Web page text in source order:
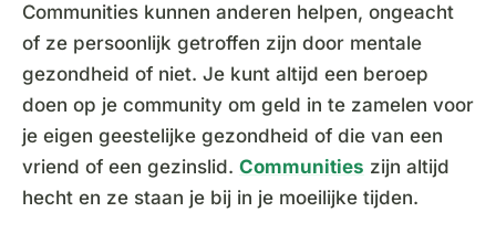
Communities kunnen anderen helpen, ongeacht
of ze persoonlijk getroffen zijn door mentale
gezondheid of niet. Je kunt altijd een beroep
doen op je community om geld in te zamelen voor
je eigen geestelijke gezondheid of die van een
vriend of een gezinslid. Communities zijn altijd
hecht en ze staan je bij in je moeilijke tijden.